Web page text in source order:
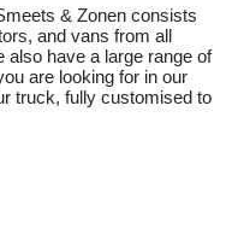
& Zonen consists
and vans from all
also have a large range of
are looking for in our
truck, fully customised to